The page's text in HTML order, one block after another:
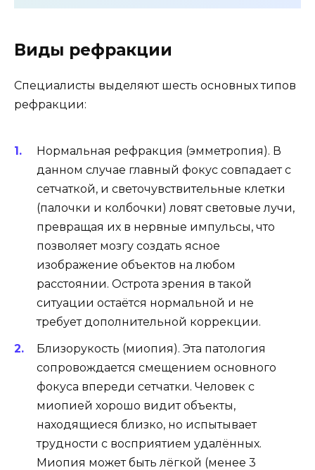
Виды рефракции
Специалисты выделяют шесть основных типов
рефракции:
Нормальная рефракция (эмметропия). В
данном случае главный фокус совпадает с
сетчаткой, и светочувствительные клетки
(палочки и колбочки) ловят световые лучи,
превращая их в нервные импульсы, что
позволяет мозгу создать ясное
изображение объектов на любом
расстоянии. Острота зрения в такой
ситуации остаётся нормальной и не
требует дополнительной коррекции.
Близорукость (миопия). Эта патология
сопровождается смещением основного
фокуса впереди сетчатки. Человек с
миопией хорошо видит объекты,
находящиеся близко, но испытывает
трудности с восприятием удалённых.
Миопия может быть лёгкой (менее 3